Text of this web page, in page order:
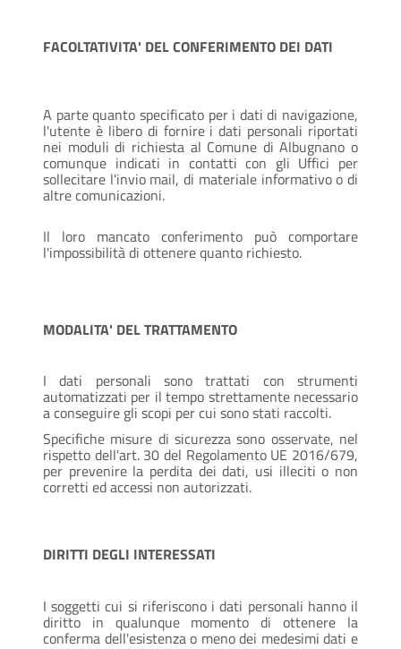
FACOLTATIVITA' DEL CONFERIMENTO DEI DATI
A parte quanto specificato per i dati di navigazione,
l'utente è libero di fornire i dati personali riportati
nei moduli di richiesta al Comune di Albugnano o
comunque indicati in contatti con gli Uffici per
sollecitare l'invio mail, di materiale informativo o di
altre comunicazioni.
Il loro mancato conferimento può comportare
l'impossibilità di ottenere quanto richiesto.
MODALITA' DEL TRATTAMENTO
I dati personali sono trattati con strumenti
automatizzati per il tempo strettamente necessario
a conseguire gli scopi per cui sono stati raccolti.
Specifiche misure di sicurezza sono osservate, nel
rispetto dell'art. 30 del Regolamento UE 2016/679,
per prevenire la perdita dei dati, usi illeciti o non
corretti ed accessi non autorizzati.
DIRITTI DEGLI INTERESSATI
I soggetti cui si riferiscono i dati personali hanno il
diritto in qualunque momento di ottenere la
conferma dell'esistenza o meno dei medesimi dati e